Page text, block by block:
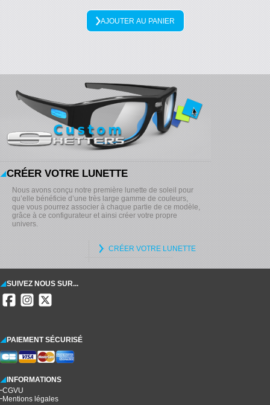
AJOUTER AU PANIER
CRÉER VOTRE LUNETTE
Nous avons conçu notre première lunette de soleil pour
qu’elle bénéficie d’une très large gamme de couleurs,
que vous pourrez associer à chaque partie de ce modèle,
grâce à ce configurateur et ainsi créer votre propre
univers.
CRÉER VOTRE LUNETTE
SUIVEZ NOUS SUR...
PAIEMENT SÉCURISÉ
INFORMATIONS
CGVU
Mentions légales